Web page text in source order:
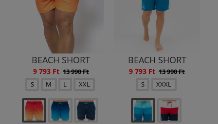
BEACH SHORT
9 793 Ft 13 990 Ft
S
M L XXL
BEACH SHORT
9 793 Ft 13 990 Ft
S
XXXL